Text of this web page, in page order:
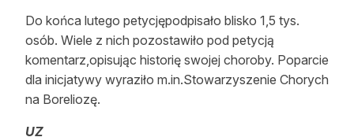
Do końca lutego petycjępodpisało blisko 1,5 tys.
osób. Wiele z nich pozostawiło pod petycją
komentarz,opisując historię swojej choroby. Poparcie
dla inicjatywy wyraziło m.in.Stowarzyszenie Chorych
na Boreliozę.
UZ